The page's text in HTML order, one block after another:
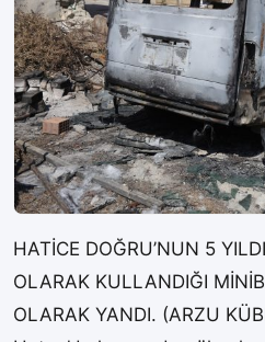
HATİCE DOĞRU’NUN 5
OLARAK KULLANDIĞI
OLARAK YANDI. (ARZU